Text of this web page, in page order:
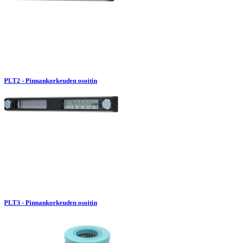
PLT2 - Pinnankorkeuden osoitin
PLT3 - Pinnankorkeuden osoitin